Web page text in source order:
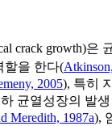
crack growth)은
할을 한다(
2005), 특히
균열성장의 발생
Meredith, 1987a),